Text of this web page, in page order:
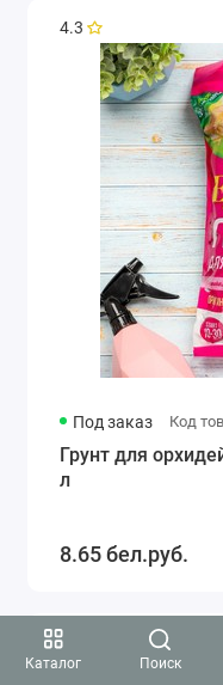
Каталог Поиск
4.3
Под заказ Код
Грунт для
л
8.65 бел.руб.
3.8